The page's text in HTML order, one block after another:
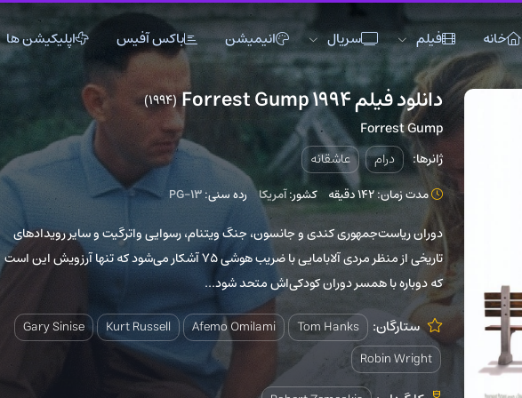
فیلم
اکشن انیمیشن
تاریخی تاک شو
جنگی خانوادگی
دلهره آور
عاشقانه
فانتزی کمدی
ماجراجویی
مستند
موزیک
ورزشی
وسترن
سریال
اکشن
تاریخی
جنگی
دلهره آور
فانتزی
ماجراجویی
ورزشی
انیمیشن باکس آفیس اپلیکیشن ها
دانلود فیلم Forrest Gump 1994
Forrest Gump
عاشقانه
مدت زمان: 142 دقیقه کشور:آمریکا رده سنی:PG-13
دوران ریاست‌جمهوری کندی و جانسون، جنگ ویتنام، رسوایی واترگیت و سایر رویدادهای
تاریخی از منظر مردی آلابامایی با ضریب هوشی 75 آشکار می‌شود که تنها آرزویش این است
که دوباره با همسر دوران کودکی‌اش متحد شود...
ستارگان: Tom Hanks
Afemo Omilami
Kurt Russell
Gary Sinise
Robin Wright